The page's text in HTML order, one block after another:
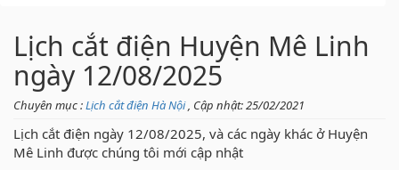
Lịch cắt điện Huyện Mê Linh
ngày 12/08/2025
Chuyên mục :Lịch cắt điện Hà Nội, Cập nhật: 25/02/2021
Lịch cắt điện ngày 12/08/2025, và các ngày khác ở Huyện
Mê Linh được chúng tôi mới cập nhật